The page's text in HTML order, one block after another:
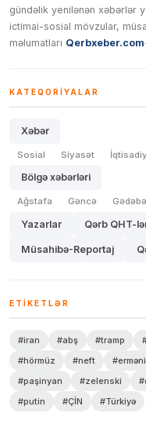
gündəlik yenilənən xəbərlər
ictimai-sosial mövzular,
məlumatları Qerbxeber.com
KATEQORIYALAR
Xəbər
Sosial Siyasət
Bölgə xəbərləri
Ağstafa Gəncə
Yazarlar Qərb QHT-
Müsahibə-Reportaj
ETIKETLƏR
#iran #abş #tramp
#hörmüz
#neft
#paşinyan
#zelenski
#putin
#ÇİN #Türkiyə